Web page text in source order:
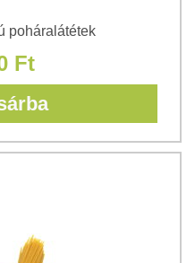
poháralátétek
Ft